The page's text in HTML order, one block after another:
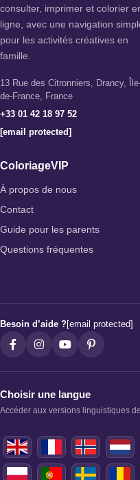
consulter, imprimer et colorier
ligne, avec une navigation
pour les activités créatives en
famille.
13 Rue des Citronniers, Drancy,
de-France, France
+33 01 42 18 97 52
[email protected]
ColoriageVIP
À propos de nous
Contact
Guide pour les parents
Questions fréquentes
Besoin d’aide ?[email protected]
Choisir une langue
Accéder aux versions linguistiques